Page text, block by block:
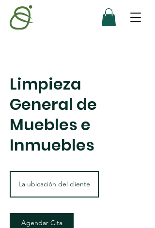
Limpieza
General de
Muebles e
Inmuebles
La ubicación del cliente
Agendar Cita